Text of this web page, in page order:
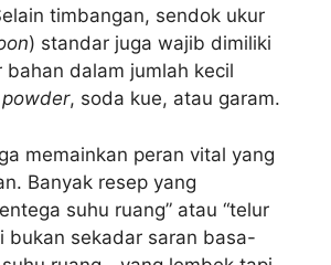
timbangan, sendok ukur
) standar juga wajib dimiliki
bahan dalam jumlah kecil
, soda kue, atau garam.
memainkan peran vital yang
Banyak resep yang
suhu ruang” atau “telur
bukan sekadar saran basa-